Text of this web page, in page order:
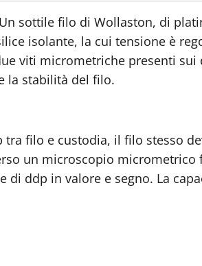
sottile filo di Wollaston, di
isolante, la cui tensione è
viti micrometriche presenti sui
la stabilità del filo.
filo e custodia, il filo stesso
un microscopio micrometrico
ddp in valore e segno. La